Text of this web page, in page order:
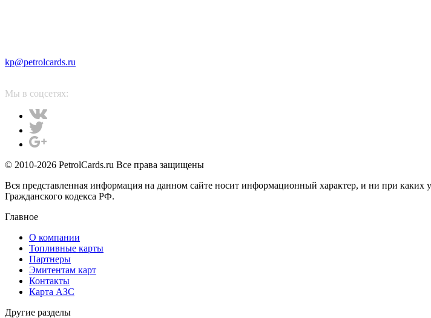
kp@petrolcards.ru
Мы в соцсетях:
© 2010-2026 PetrolCards.ru Все права защищены
Вся представленная информация на данном сайте носит информационный характер, и ни при
Гражданского кодекса РФ.
Главное
О компании
Топливные карты
Партнеры
Эмитентам карт
Контакты
Карта АЗС
Другие разделы